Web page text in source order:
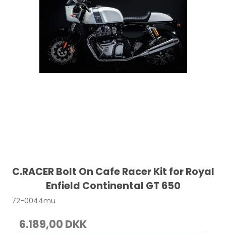
C.RACER Bolt On Cafe Racer Kit for Royal
Enfield Continental GT 650
72-0044mu
6.189,00 DKK